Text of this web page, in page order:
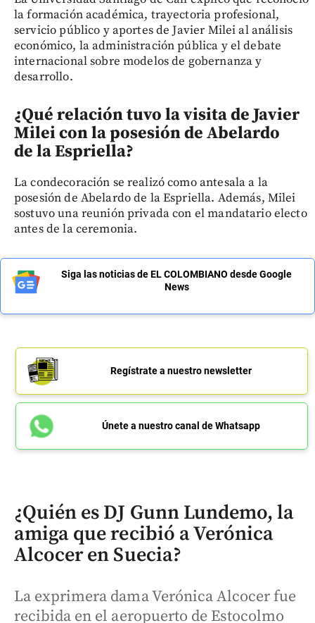
la formación académica, trayectoria profesional,
servicio público y aportes de Javier Milei al análisis
económico, la administración pública y el debate
internacional sobre modelos de gobernanza y
desarrollo.
¿Qué relación tuvo la visita de Javier
Milei con la posesión de Abelardo
de la Espriella?
La condecoración se realizó como antesala a la
posesión de Abelardo de la Espriella. Además, Milei
sostuvo una reunión privada con el mandatario electo
antes de la ceremonia.
Siga las noticias de EL COLOMBIANO desde Google
News
Regístrate a nuestro newsletter
Únete a nuestro canal de Whatsapp
¿Quién es DJ Gunn Lundemo, la
amiga que recibió a Verónica
Alcocer en Suecia?
La exprimera dama Verónica Alcocer fue
recibida en el aeropuerto de Estocolmo